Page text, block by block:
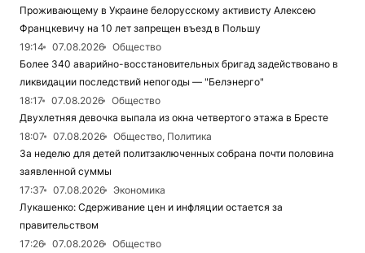
Проживающему в Украине белорусскому активисту Алексею
Францкевичу на 10 лет запрещен въезд в Польшу
19:14
07.08.2026
Общество
Более 340 аварийно-восстановительных бригад задействовано в
ликвидации последствий непогоды — "Белэнерго"
18:17
07.08.2026
Общество
Двухлетняя девочка выпала из окна четвертого этажа в Бресте
18:07
07.08.2026
Общество, Политика
За неделю для детей политзаключенных собрана почти половина
заявленной суммы
17:37
07.08.2026
Экономика
Лукашенко: Сдерживание цен и инфляции остается за
правительством
17:26
07.08.2026
Общество